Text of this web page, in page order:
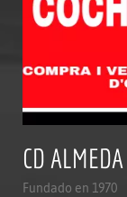
CD ALMEDA
Fundado en 1970